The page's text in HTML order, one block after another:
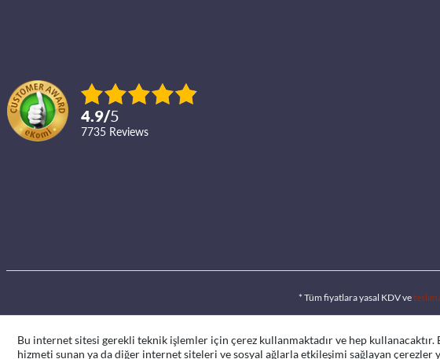
4.9/5
7735 reviews
* Tüm fiyatlara yasal KDV ve
Bu internet sitesi gerekli teknik işlemler için çerez kullanmaktadır ve hep
hizmeti sunan ya da diğer internet siteleri ve sosyal ağlarla etkileşimi sağlayan çerezler